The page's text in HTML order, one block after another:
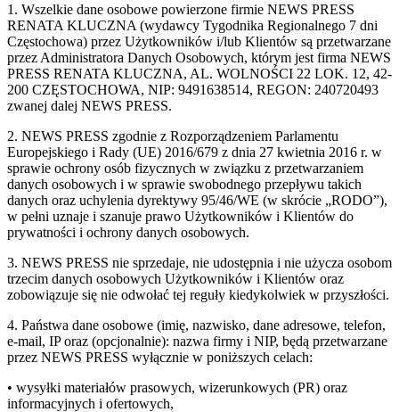
1. Wszelkie dane osobowe powierzone firmie NEWS PRESS
RENATA KLUCZNA (wydawcy Tygodnika Regionalnego 7 dni
Częstochowa) przez Użytkowników i/lub Klientów są przetwarzane
przez Administratora Danych Osobowych, którym jest firma NEWS
PRESS RENATA KLUCZNA, AL. WOLNOŚCI 22 LOK. 12, 42-
200 CZĘSTOCHOWA, NIP: 9491638514, REGON: 240720493
zwanej dalej NEWS PRESS.
2. NEWS PRESS zgodnie z Rozporządzeniem Parlamentu
Europejskiego i Rady (UE) 2016/679 z dnia 27 kwietnia 2016 r. w
sprawie ochrony osób fizycznych w związku z przetwarzaniem
danych osobowych i w sprawie swobodnego przepływu takich
danych oraz uchylenia dyrektywy 95/46/WE (w skrócie „RODO”),
w pełni uznaje i szanuje prawo Użytkowników i Klientów do
prywatności i ochrony danych osobowych.
3. NEWS PRESS nie sprzedaje, nie udostępnia i nie użycza osobom
trzecim danych osobowych Użytkowników i Klientów oraz
zobowiązuje się nie odwołać tej reguły kiedykolwiek w przyszłości.
4. Państwa dane osobowe (imię, nazwisko, dane adresowe, telefon,
e-mail, IP oraz (opcjonalnie): nazwa firmy i NIP, będą przetwarzane
przez NEWS PRESS wyłącznie w poniższych celach:
• wysyłki materiałów prasowych, wizerunkowych (PR) oraz
informacyjnych i ofertowych,